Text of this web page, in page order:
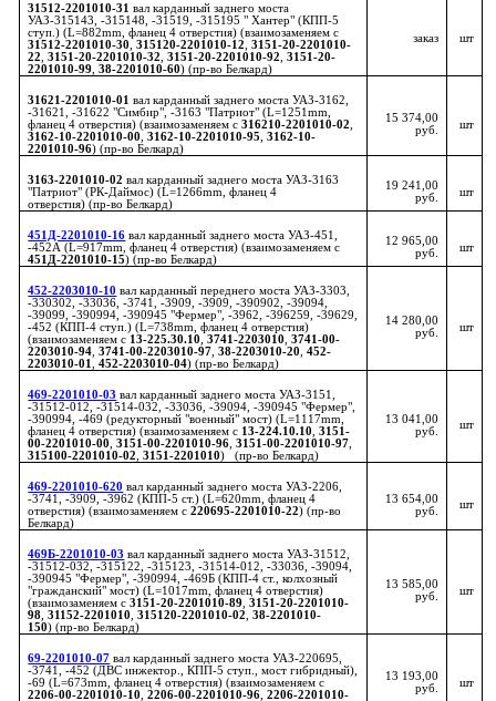
31512-2201010-31 вал карданный заднего моста
УАЗ-315143, -315148, -31519, -315195 " Хантер" (КПП-5
ступ.) (L=882mm, фланец 4 отверстия) (взаимозаменяем с
31512-2201010-30
,315120-2201010-12 ,3151-20-2201010-
22
,3151-20-2201010-32 ,3151-20-2201010-92 ,3151-20-
2201010-99
,38-2201010-60) (пр-во Белкард)
заказ шт
31621-2201010-01 вал карданный заднего моста УАЗ-3162,
-31621, -31622 "Симбир", -3163 "Патриот" (L=1251mm,
фланец 4 отверстия) (взаимозаменяем с316210-2201010-02
3162-10-2201010-00
,3162-10-2201010-95 ,3162-10-
2201010-96) (пр-во Белкард)
15 374,00
руб.
шт
3163-2201010-02 вал карданный заднего моста УАЗ-3163
"Патриот" (РК-Даймос) (L=1266mm, фланец 4
отверстия) (пр-во Белкард)
19 241,00
руб.
шт
451Д-2201010-16 вал карданный заднего моста УАЗ-451,
-452А (L=917mm, фланец 4 отверстия) (взаимозаменяем с
451Д-2201010-15) (пр-во Белкард)
12 965,00
руб.
шт
452-2203010-10 вал карданный переднего моста УАЗ-3303,
-330302, -33036, -3741, -3909, -3909, -390902, -39094,
-39099, -390994, -390945 "Фермер", -3962, -396259, -39629,
-452 (КПП-4 ступ.) (L=738mm, фланец 4 отверстия)
(взаимозаменяем с 13-225.30.10 ,3741-2203010 ,3741-00-
2203010-94 ,3741-00-2203010-97 ,38-2203010-20 ,452-
2203010-01
,452-2203010-04) (пр-во Белкард)
14 280,00
руб.
шт
469-2201010-03 вал карданный заднего моста УАЗ-3151,
-31512-012, -31514-032, -33036, -39094, -390945 "Фермер",
-390994, -469 (редукторный "военный" мост) (L=1117mm,
фланец 4 отверстия) (взаимозаменяем с 13-224.10.10 ,3151-
00-2201010-00
,3151-00-2201010-96 ,3151-00-2201010-97
315100-2201010-02
,3151-2201010) (пр-во Белкард)
13 041,00
руб.
шт
469-2201010-620 вал карданный заднего моста УАЗ-2206,
-3741, -3909, -3962 (КПП-5 ст.) (L=620mm, фланец 4
отверстия) (взаимозаменяем с220695-2201010-22) (пр-во
Белкард)
13 654 ,00
руб.
шт
469Б-2201010-03 вал карданный заднего моста УАЗ-31512,
-31512-032, -315122, -315123, -31514-012, -33036, -39094,
-390945 "Фермер", -390994, -469Б (КПП-4 ст., колхозный
"гражданский" мост) (L=1017mm, фланец 4 отверстия)
(взаимозаменяем с3151-20-2201010-89 ,3151-20-2201010-
98 ,31152-2201010 ,315120-2201010-02 ,38-2201010-
150) (пр-во Белкард)
13 585 ,00
руб.
шт
69-2201010-07 вал карданный заднего моста УАЗ-220695,
-3741, -452 (ДВС инжектор., КПП-5 ступ., мост гибридный),
-69 (L=673mm, фланец 4 отверстия) (взаимозаменяем с
2206-00-2201010-10
,2206-00-2201010-96 ,2206-2201010-
13 193,00
руб.
шт